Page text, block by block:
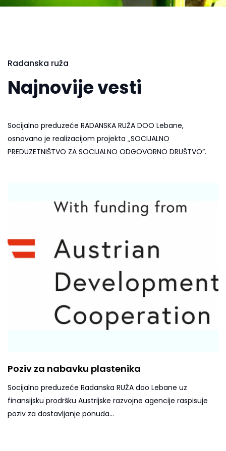
Radanska ruža
Najnovije vesti
Socijalno preduzeće RADANSKA RUŽA DOO Lebane,
osnovano je realizacijom projekta ‚‚SOCIJALNO
PREDUZETNIŠTVO ZA SOCIJALNO ODGOVORNO DRUŠTVO”.
Poziv za nabavku plastenika
Socijalno preduzeće Radanska RUŽA doo Lebane uz
finansijsku prodršku Austrijske razvojne agencije raspisuje
poziv za dostavljanje ponuda...